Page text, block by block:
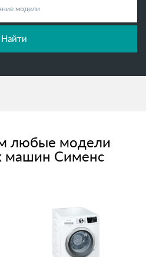
Найти
любые модели
машин Сименс